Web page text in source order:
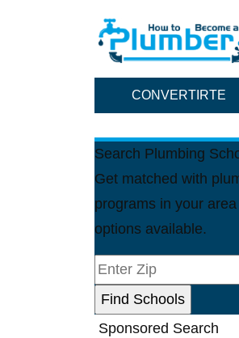
CONVERTIRTE
Search Plumbing
Get matched with
programs in your
options available.
Sponsored Search